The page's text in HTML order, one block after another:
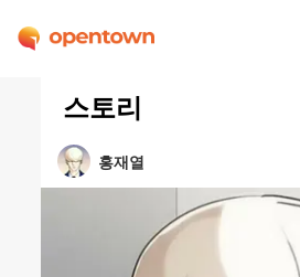
스토리
홍재열